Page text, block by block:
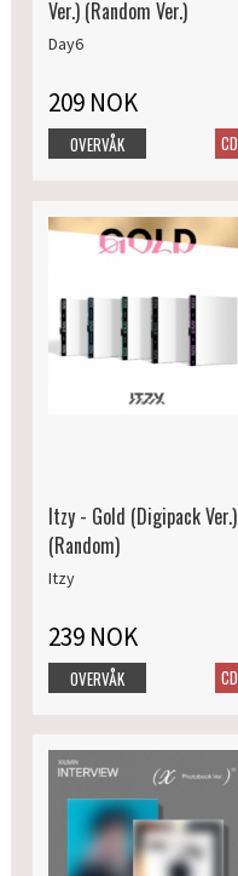
Ver.) (Random Ver.)
Day6
209 NOK
CD
OVERVÅK
Itzy - Gold (Digipack Ver.)
(Random)
Itzy
239 NOK
CD
OVERVÅK